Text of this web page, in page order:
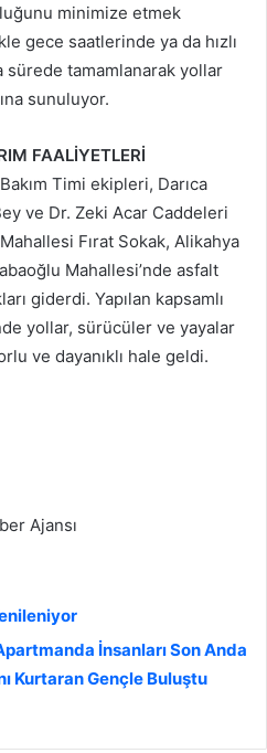
minimize etmek
gece saatlerinde ya da hızlı
sürede tamamlanarak yollar
sunuluyor.
FAALİYETLERİ
Timi ekipleri, Darıca
ve Dr. Zeki Acar Caddeleri
Fırat Sokak, Alikahya
Mahallesi’nde asfalt
giderdi. Yapılan kapsamlı
yollar, sürücüler ve yayalar
ve dayanıklı hale geldi.
Ajansı
İnsanları Son Anda
Kurtaran Gençle Buluştu